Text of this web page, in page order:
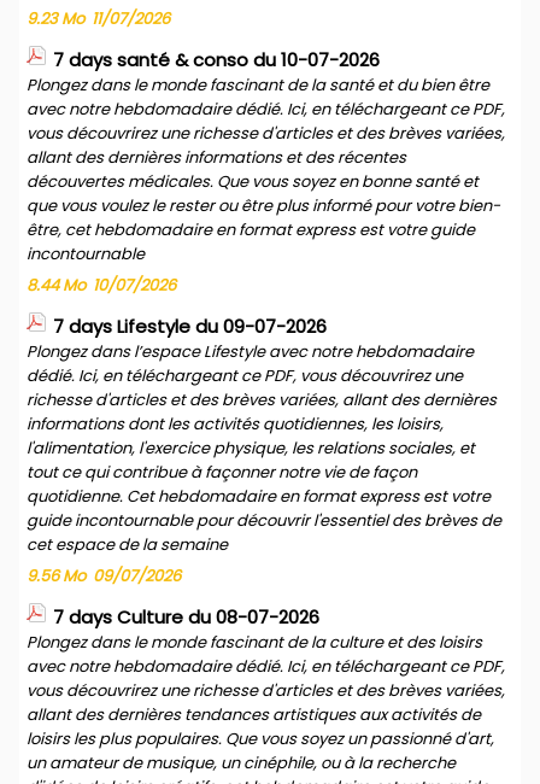
9.23 Mo 11/07/2026
7 days santé & conso du 10-07-2026
Plongez dans le monde fascinant de la santé et du bien être
avec notre hebdomadaire dédié. Ici, en téléchargeant ce PDF,
vous découvrirez une richesse d'articles et des brèves variées,
allant des dernières informations et des récentes
découvertes médicales. Que vous soyez en bonne santé et
que vous voulez le rester ou être plus informé pour votre bien-
être, cet hebdomadaire en format express est votre guide
incontournable
8.44 Mo 10/07/2026
7 days Lifestyle du 09-07-2026
Plongez dans l’espace Lifestyle avec notre hebdomadaire
dédié. Ici, en téléchargeant ce PDF, vous découvrirez une
richesse d'articles et des brèves variées, allant des dernières
informations dont les activités quotidiennes, les loisirs,
l'alimentation, l'exercice physique, les relations sociales, et
tout ce qui contribue à façonner notre vie de façon
quotidienne. Cet hebdomadaire en format express est votre
guide incontournable pour découvrir l'essentiel des brèves de
cet espace de la semaine
9.56 Mo 09/07/2026
7 days Culture du 08-07-2026
Plongez dans le monde fascinant de la culture et des loisirs
avec notre hebdomadaire dédié. Ici, en téléchargeant ce PDF,
vous découvrirez une richesse d'articles et des brèves variées,
allant des dernières tendances artistiques aux activités de
loisirs les plus populaires. Que vous soyez un passionné d'art,
un amateur de musique, un cinéphile, ou à la recherche